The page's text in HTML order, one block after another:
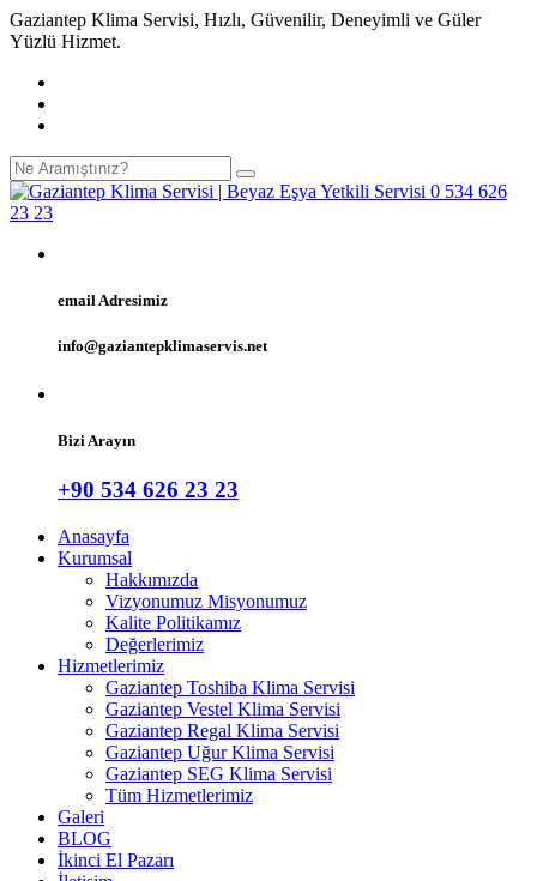
Gaziantep Klima Servisi, Hızlı, Güvenilir, Deneyimli ve Güler
Yüzlü Hizmet.
email Adresimiz
info@gaziantepklimaservis.net
Bizi Arayın
+90 534 626 23 23
Anasayfa
Kurumsal
Hakkımızda
Vizyonumuz Misyonumuz
Kalite Politikamız
Değerlerimiz
Hizmetlerimiz
Gaziantep Toshiba Klima Servisi
Gaziantep Vestel Klima Servisi
Gaziantep Regal Klima Servisi
Gaziantep Uğur Klima Servisi
Gaziantep SEG Klima Servisi
Tüm Hizmetlerimiz
Galeri
BLOG
İkinci El Pazarı